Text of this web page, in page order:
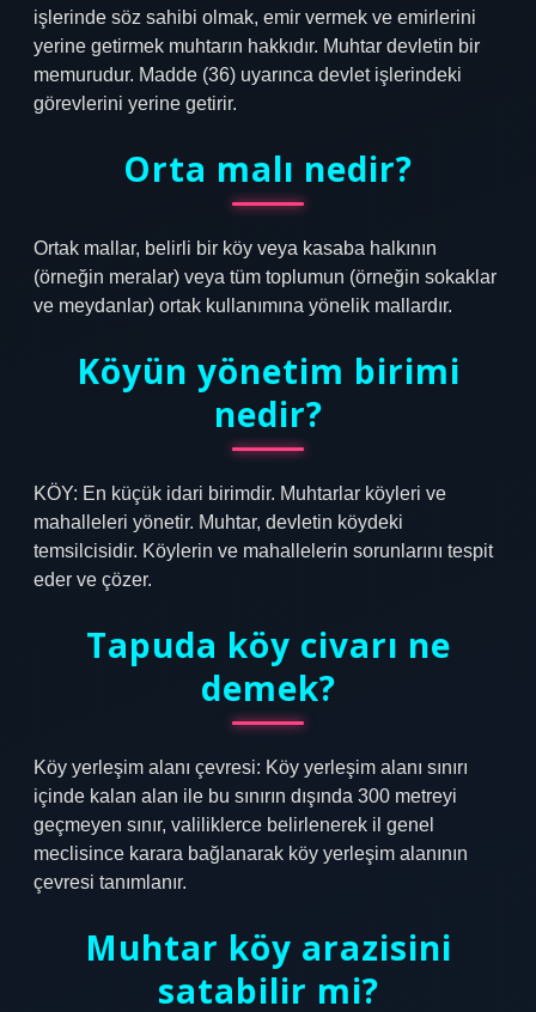
işlerinde söz sahibi olmak, emir vermek ve emirlerini
yerine getirmek muhtarın hakkıdır. Muhtar devletin bir
memurudur. Madde (36) uyarınca devlet işlerindeki
görevlerini yerine getirir.
Orta malı nedir?
Ortak mallar, belirli bir köy veya kasaba halkının
(örneğin meralar) veya tüm toplumun (örneğin sokaklar
ve meydanlar) ortak kullanımına yönelik mallardır.
Köyün yönetim birimi
nedir?
KÖY: En küçük idari birimdir. Muhtarlar köyleri ve
mahalleleri yönetir. Muhtar, devletin köydeki
temsilcisidir. Köylerin ve mahallelerin sorunlarını tespit
eder ve çözer.
Tapuda köy civarı ne
demek?
Köy yerleşim alanı çevresi: Köy yerleşim alanı sınırı
içinde kalan alan ile bu sınırın dışında 300 metreyi
geçmeyen sınır, valiliklerce belirlenerek il genel
meclisince karara bağlanarak köy yerleşim alanının
çevresi tanımlanır.
Muhtar köy arazisini
satabilir mi?